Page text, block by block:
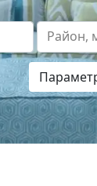
Район,